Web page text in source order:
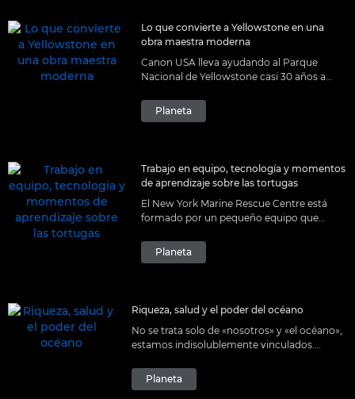
Lo que convierte a Yellowstone en una
obra maestra moderna
Canon USA lleva ayudando al Parque
Nacional de Yellowstone casi 30 años a
vida al parque para millones de personas.
Planeta
Trabajo en equipo, tecnología y momentos
de aprendizaje sobre las tortugas
El New York Marine Rescue Centre está
formado por un pequeño equipo que
les ayuda a rastrear tortugas y a formar a
jóvenes conservacionistas.
Planeta
Riqueza, salud y el poder del océano
No se trata solo de «nosotros» y «el océano»,
estamos indisolublemente vinculados.
mayor aliado para nuestras vidas diarias, y
para nuestro futuro.
Planeta